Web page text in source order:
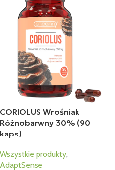
CORIOLUS Wrośniak
Różnobarwny 30% (90
kaps)
Wszystkie produkty,
AdaptSense